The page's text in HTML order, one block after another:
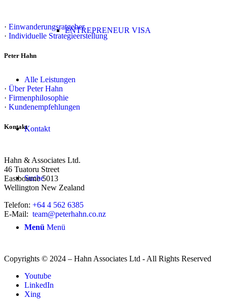
ENTREPRENEUR VISA
Alle Leistungen
Kontakt
Suche
Menü Menü
· Einwanderungsratgeber
· Individuelle Strategieerstellung
Peter Hahn
· Über Peter Hahn
· Firmenphilosophie
· Kundenempfehlungen
Kontakt
Hahn & Associates Ltd.
46 Tuatoru Street
Eastbourne 5013
Wellington New Zealand
Telefon: +64 4 562 6385
E-Mail: team@peterhahn.co.nz
Copyrights © 2024 – Hahn Associates Ltd - All Rights Reserved
Youtube
LinkedIn
Xing